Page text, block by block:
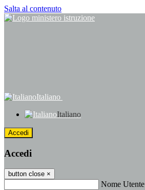
Salta al contenuto
Italiano
Italiano
Accedi
Accedi
button close ×
Nome Utente